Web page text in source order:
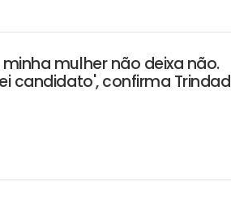
mulher não deixa não.
candidato', confirma